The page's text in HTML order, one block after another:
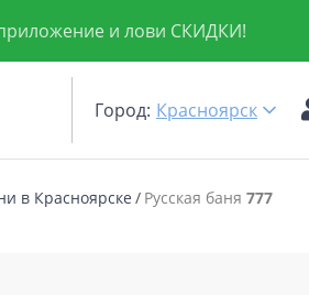
и лови СКИДКИ!
Город: Красноярск
в Красноярске Русская баня 777